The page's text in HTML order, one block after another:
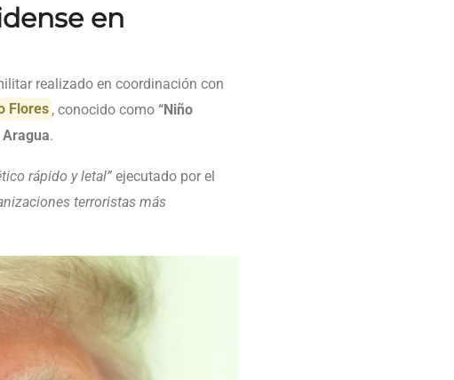
en
realizado en coordinación con
Flores , conocido como “Niño
.
rápido y letal” ejecutado por el
terroristas más